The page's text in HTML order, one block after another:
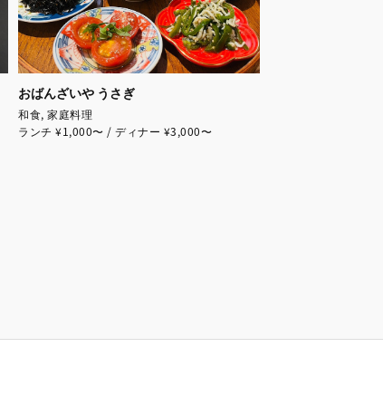
おばんざいや うさぎ
和食, 家庭料理
ランチ ¥1,000〜 / ディナー ¥3,000〜